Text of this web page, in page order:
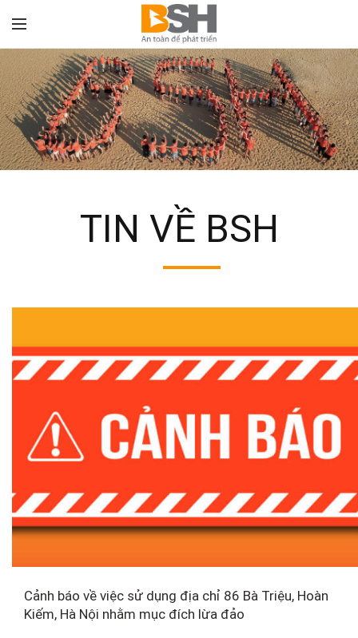
TIN VỀ BSH
TRANG CHỦ "TIN VỀ BSH"
Cảnh báo về việc sử dụng địa chỉ 86 Bà Triệu, Hoàn
Kiếm, Hà Nội nhằm mục đích lừa đảo